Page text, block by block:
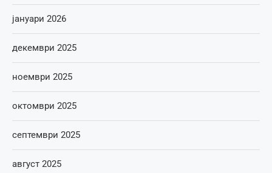
јануари 2026
декември 2025
ноември 2025
октомври 2025
септември 2025
август 2025